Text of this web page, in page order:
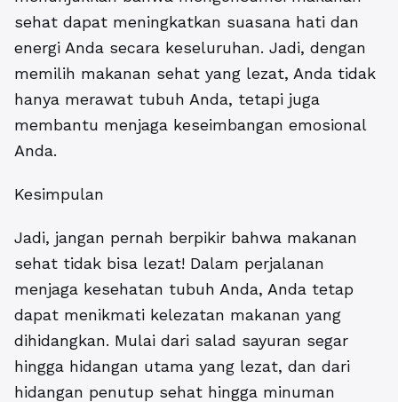
sehat dapat meningkatkan suasana hati dan
energi Anda secara keseluruhan. Jadi, dengan
memilih makanan sehat yang lezat, Anda tidak
hanya merawat tubuh Anda, tetapi juga
membantu menjaga keseimbangan emosional
Anda.
Kesimpulan
Jadi, jangan pernah berpikir bahwa makanan
sehat tidak bisa lezat! Dalam perjalanan
menjaga kesehatan tubuh Anda, Anda tetap
dapat menikmati kelezatan makanan yang
dihidangkan. Mulai dari salad sayuran segar
hingga hidangan utama yang lezat, dan dari
hidangan penutup sehat hingga minuman